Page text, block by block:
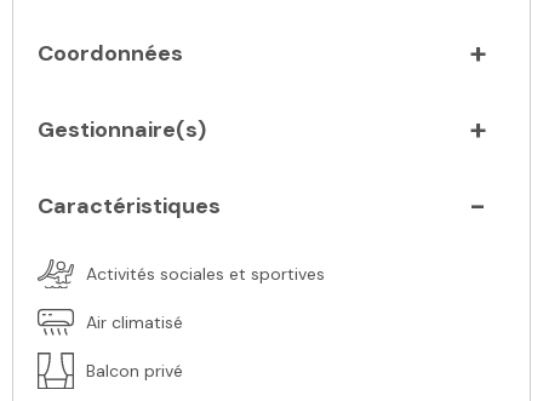
Coordonnées
Gestionnaire(s)
Caractéristiques
Activités sociales et sportives
Air climatisé
Balcon privé